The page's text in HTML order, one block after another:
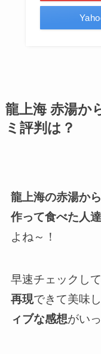
龍上海 赤湯か
ミ評判は？
龍上海の赤湯か
作って食べた人
よね～！
早速チェックし
再現できて美味
ィブな感想がい